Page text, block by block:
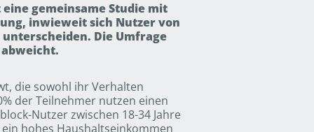
gemeinsame Studie mit
inwieweit sich Nutzer von
Die Umfrage
die sowohl ihr Verhalten
der Teilnehmer nutzen einen
Nutzer zwischen 18-34 Jahre
hohes Haushaltseinkommen